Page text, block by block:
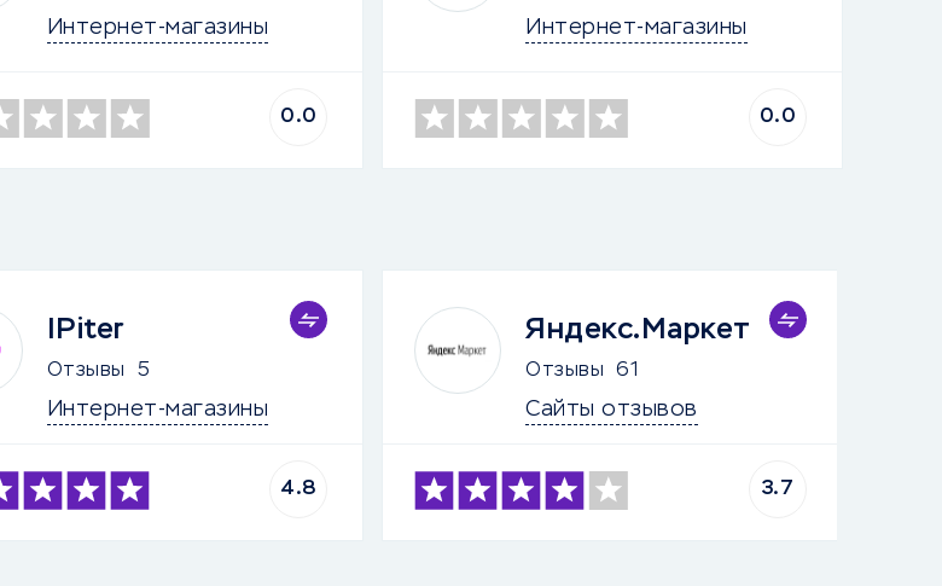
Интернет-магазины
0.0
Интернет-магазины
0.0
IPiter
Отзывы 5
Интернет-магазины
4.8
Яндекс.Маркет
Отзывы 61
Сайты отзывов
3.7